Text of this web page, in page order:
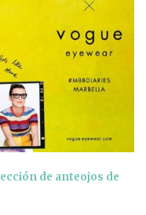
de anteojos de